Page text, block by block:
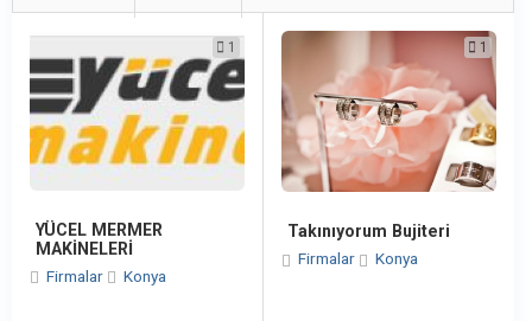
1
YÜCEL MERMER
MAKİNELERİ
Firmalar
Konya
1
Takınıyorum Bujiteri
Firmalar
Konya